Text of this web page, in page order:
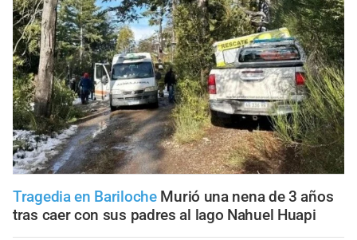
Tragedia en Bariloche Murió una nena de 3 años
tras caer con sus padres al lago Nahuel Huapi